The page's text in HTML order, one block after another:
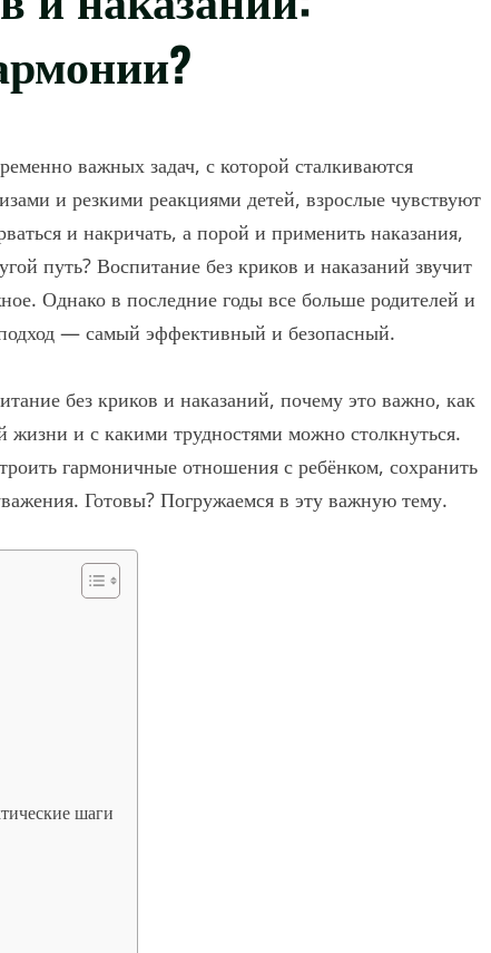
важных задач, с которой сталкиваются
и резкими реакциями детей, взрослые чувствуют
и накричать, а порой и применить наказания,
путь? Воспитание без криков и наказаний звучит
Однако в последние годы все больше родителей и
— самый эффективный и безопасный.
без криков и наказаний, почему это важно, как
и с какими трудностями можно столкнуться.
гармоничные отношения с ребёнком, сохранить
Готовы? Погружаемся в эту важную тему.
шаги